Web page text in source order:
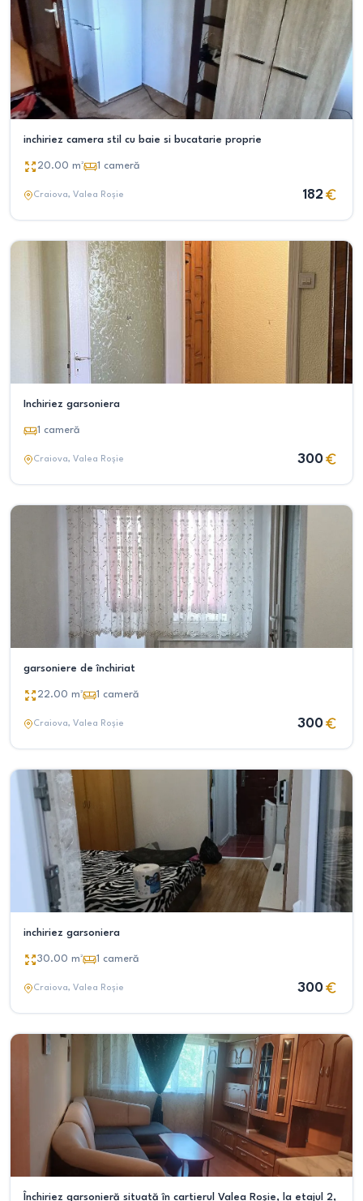
inchiriez camera stil cu baie si bucatarie proprie
20.00 m² 1 cameră
Craiova, Valea Roșie 182
Inchiriez garsoniera
1 cameră
Craiova, Valea Roșie 300
garsoniere de închiriat
22.00 m² 1 cameră
Craiova, Valea Roșie 300
inchiriez garsoniera
30.00 m² 1 cameră
Craiova, Valea Roșie 300
Închiriez garsonieră situată în cartierul Valea Roșie, la etajul 2,